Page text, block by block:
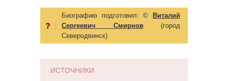
Биографию подготовил:©Виталий
Сергеевич Смирнов(город
Северодвинск)
ИСТОЧНИКИ